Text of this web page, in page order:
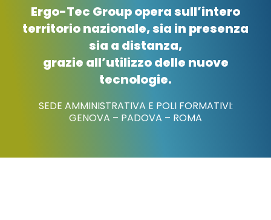
Ergo-Tec Group opera sull’intero
territorio nazionale, sia in presenza
sia a distanza,
grazie all’utilizzo delle nuove
tecnologie.
SEDE AMMINISTRATIVA E POLI FORMATIVI:
GENOVA – PADOVA – ROMA